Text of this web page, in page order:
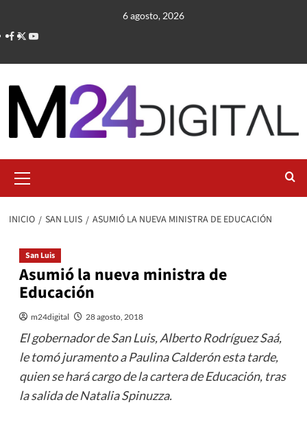
contenido
6 agosto, 2026
primario
INICIO SAN LUIS ASUMIÓ LA NUEVA MINISTRA DE EDUCACIÓN
San Luis
Asumió la nueva ministra de
Educación
m24digital 28 agosto, 2018
El gobernador de San Luis, Alberto Rodríguez Saá,
le tomó juramento a Paulina Calderón esta tarde,
quien se hará cargo de la cartera de Educación, tras
la salida de Natalia Spinuzza.